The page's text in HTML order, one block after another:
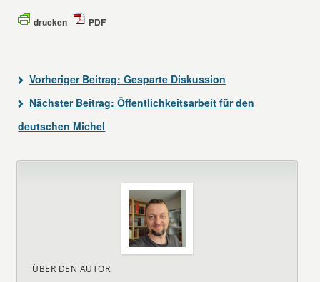
drucken PDF
Vorheriger Beitrag: Gesparte Diskussion
Nächster Beitrag: Öffentlichkeitsarbeit für den
deutschen Michel
ÜBER DEN AUTOR: